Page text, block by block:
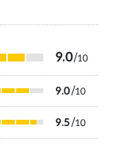
9.0/10
9.0/10
9.5/10